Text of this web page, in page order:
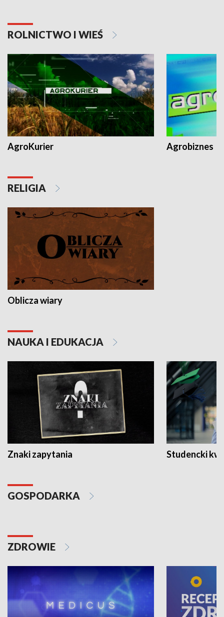
ROLNICTWO I WIEŚ
AgroKurier Agrobiznes
RELIGIA
Oblicza wiary
NAUKA I EDUKACJA
Znaki zapytania Studencki
GOSPODARKA
ZDROWIE